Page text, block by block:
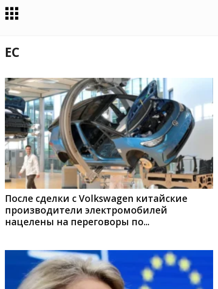
ЕС
После сделки с Volkswagen китайские
производители электромобилей
нацелены на переговоры по...